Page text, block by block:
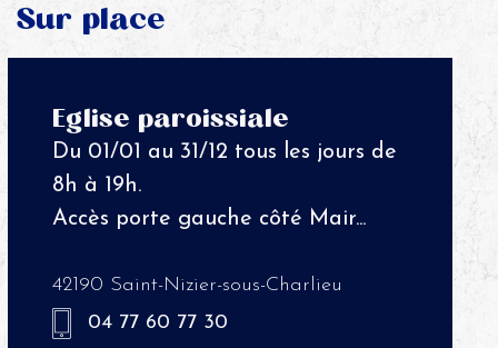
Sur place
Eglise paroissiale
Du 01/01 au 31/12 tous les jours de
8h à 19h.
Accès porte gauche côté Mair...
42190 Saint-Nizier-sous-Charlieu
04 77 60 77 30